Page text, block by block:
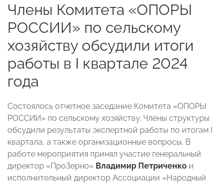
Члены Комитета «ОПОРЫ
РОССИИ» по сельскому
хозяйству обсудили итоги
работы в I квартале 2024
года
Состоялось отчетное заседание Комитета «ОПОРЫ
РОССИИ» по сельскому хозяйству. Члены структуры
обсудили результаты экспертной работы по итогам I
квартала, а также организационные вопросы. В
работе мероприятия принял участие генеральный
директор «ПроЗерно» Владимир Петриченко и
исполнительный директор Ассоциации «Народный